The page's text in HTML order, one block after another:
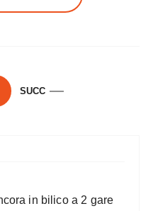
SUCC
in bilico a 2 gare